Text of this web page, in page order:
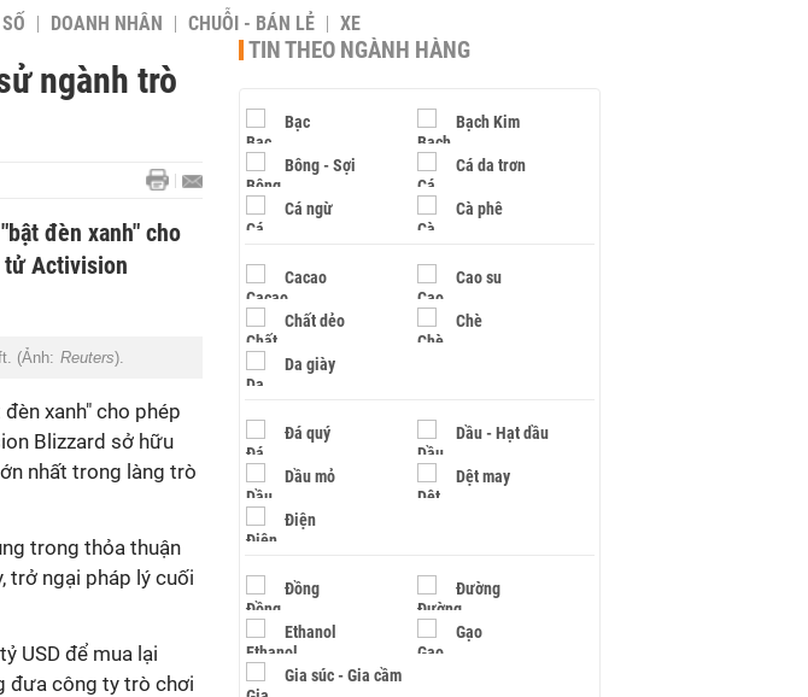
DOANH NHÂN CHUỖI - BÁN LẺ XE
ngành trò
đèn xanh" cho
Activision
(Ảnh: Reuters).
xanh" cho phép
Blizzard sở hữu
nhất trong làng trò
trong thỏa thuận
trở ngại pháp lý cuối
USD để mua lại
đưa công ty trò chơi
TIN THEO NGÀNH HÀNG
Bạc Bạch Kim
Bông - Sợi Cá da trơn
Cá ngừ Cà phê
Cacao Cao su
Chất dẻo Chè
Da giày
Đá quý Dầu - Hạt dầu
Dầu mỏ Dệt may
Điện
Đồng Đường
Ethanol Gạo
Gia súc - Gia cầm